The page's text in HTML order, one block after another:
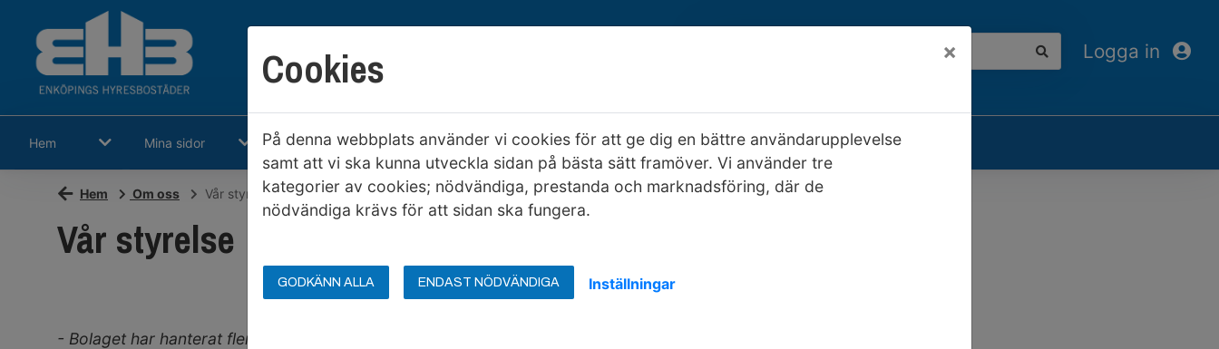
Logga in
Hem Mina sidor Sök ledigt Kontakta oss Om oss EHB bygger
Hem Om oss Vår styrelse
Vår styrelse
- Bolaget har hanterat flera större utmaningar, bland annat
Cookies ×
På denna webbplats använder vi cookies för att ge dig en bättre användarupplevelse
samt att vi ska kunna utveckla sidan på bästa sätt framöver. Vi använder tre
kategorier av cookies; nödvändiga, prestanda och marknadsföring, där de
nödvändiga krävs för att sidan ska fungera.
GODKÄNN ALLA ENDAST NÖDVÄNDIGA Inställningar